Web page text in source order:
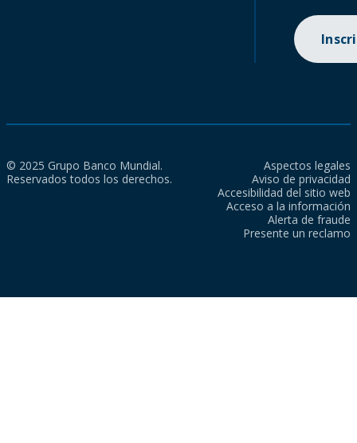
© 2025 Grupo Banco Mundial.
Reservados todos los derechos.
Aspectos legales
Aviso de privacidad
Accesibilidad del sitio web
Acceso a la información
Alerta de fraude
Presente un reclamo